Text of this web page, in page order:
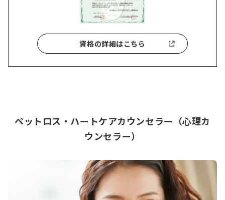
資格の詳細はこちら
ペットロス・ハートケアカウンセラー（心理カ
ウンセラー）